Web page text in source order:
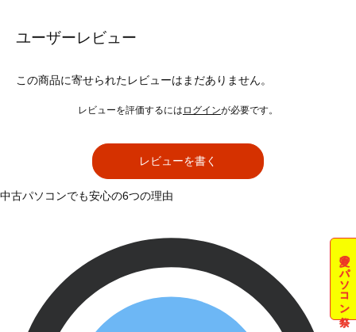
ユーザーレビュー
この商品に寄せられたレビューはまだありません。
レビューを評価するには ログインが必要です。
レビューを書く
夏のパソコン祭
中古パソコンでも安心の6つの理由